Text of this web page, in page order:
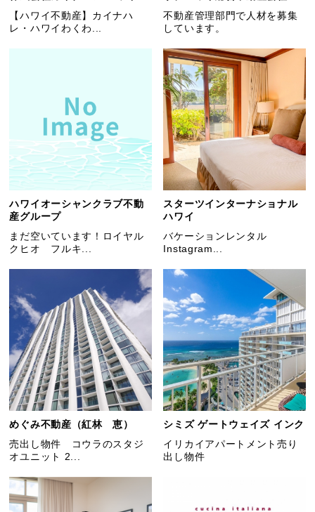
【ハワイ不動産】カイナハ
レ・ハワイわくわ...
不動産管理部門で人材を募集
しています。
ハワイオーシャンクラブ不動
産グループ
まだ空いています！ロイヤル
クヒオ フルキ...
スターツインターナショナル
ハワイ
バケーションレンタル
Instagram...
めぐみ不動産（紅林 恵）
売出し物件 コウラのスタジ
オユニット 2...
シミズ ゲートウェイズ インク
イリカイアパートメント売り
出し物件